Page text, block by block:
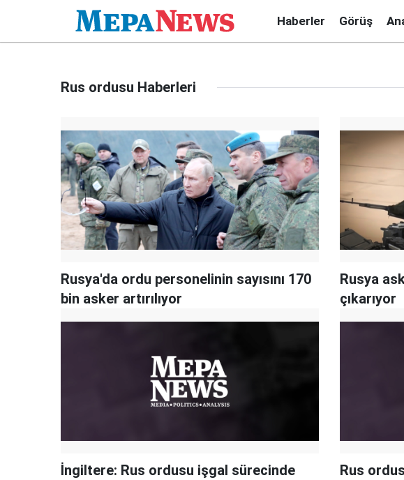
Haberler Görüş
Rus ordusu Haberleri
Rusya'da ordu personelinin sayısını 170
bin asker artırılıyor
Rusya
çıkarıyor
İngiltere: Rus ordusu işgal sürecinde
Rus